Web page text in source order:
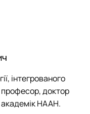
інтегрованого
професор, доктор
академік НААН.